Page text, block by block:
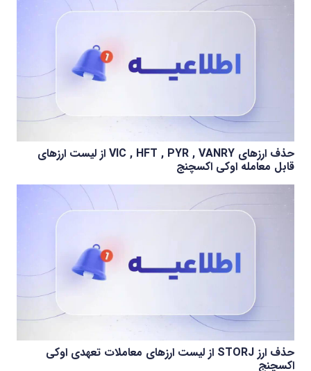
حذف ارزهای VIC , HFT , PYR , VANRY از لیست ارزهای
قابل معامله اوکی اکسچنج
حذف ارز STORJ از لیست ارزهای معاملات تعهدی اوکی
اکسچنج